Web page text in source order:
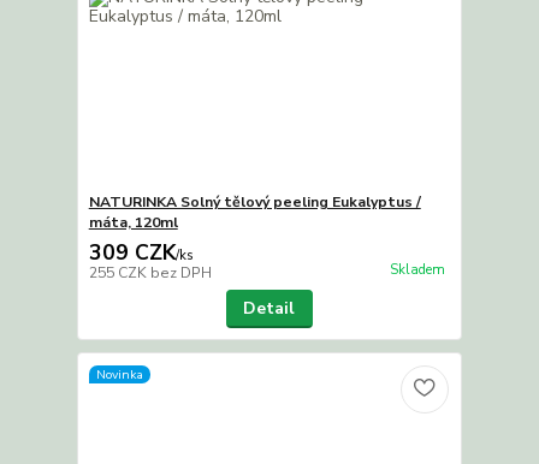
NATURINKA Solný tělový peeling Eukalyptus /
máta, 120ml
309 CZK/ks
255 CZK bez DPH Skladem
Detail
Novinka